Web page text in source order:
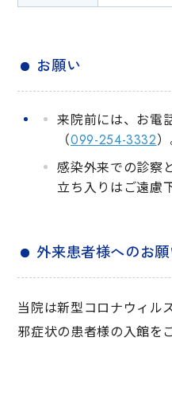
お願い
来院前には、お電
（099-254-3332）
感染外来での診察
立ち入りはご遠慮
外来患者様へのお
当院は新型コロナウィル
邪症状の患者様の入館を